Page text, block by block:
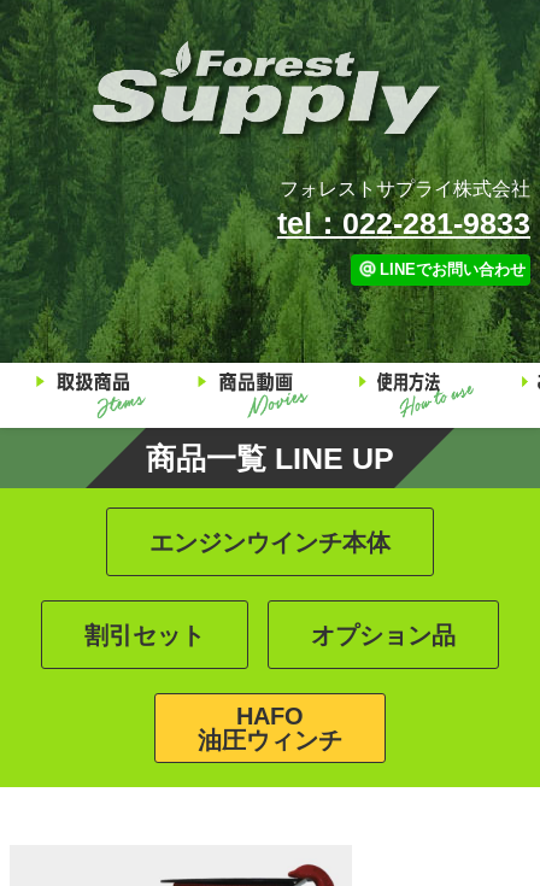
フォレストサプライ株式会社
tel：022-281-9833
LINEでお問い合わせ
商品一覧 LINE UP
エンジンウインチ本体
割引セット オプション品
HAFO
油圧ウィンチ